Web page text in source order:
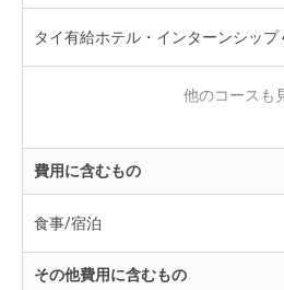
タイ有給ホテル・インターンシップ
タイ・ホテル・インターンシップ（
費用に含むもの
食事/宿泊
その他費用に含むもの